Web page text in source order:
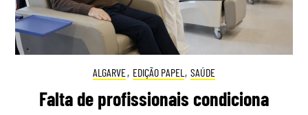
ALGARVE, EDIÇÃO PAPEL , SAÚDE
Falta de profissionais condiciona